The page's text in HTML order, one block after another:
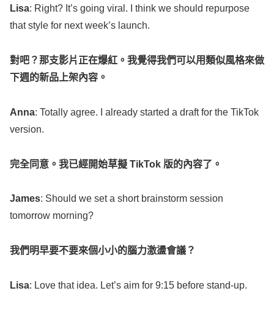
Lisa: Right? It’s going viral . I think we should repurpose
thatstyle for next week’s launch.
對吧？那支影片正在爆紅。我覺得我們可以用類似風格來做
下週的新品上架內容。
Anna: Totally agree. I already started a draftfor the TikTok
version.
完全同意。我已經開始草擬 TikTok 版的內容了。
James: Should we seta short brainstorm session
tomorrow morning?
我們明早要不要來個小小的腦力激盪會議？
Lisa: Love that idea. Let’s aim for 9:15 before stand-up.